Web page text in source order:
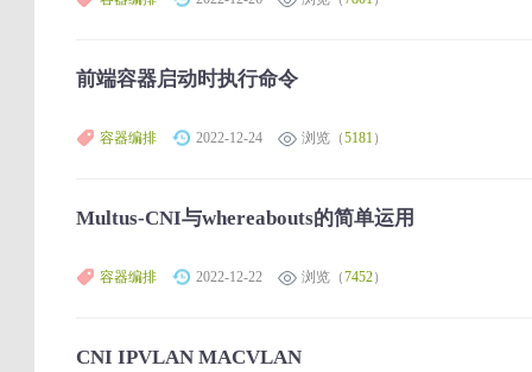
前端容器启动时执行命令
容器编排 2022-12-24 浏览（5181）
Multus-CNI与whereabouts的简单运用
容器编排 2022-12-22 浏览（7452）
CNI IPVLAN MACVLAN